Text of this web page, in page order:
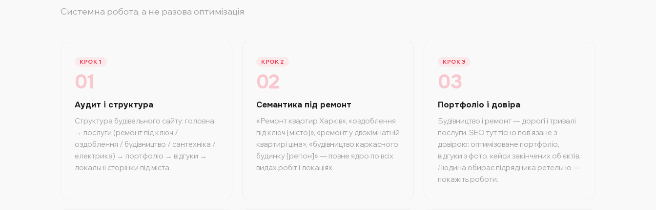
Системна робота, а не разова оптимізація
КРОК 1
01
Аудит і структура
Структура будівельного сайту: головна
→ послуги (ремонт під ключ /
оздоблення / будівництво / сантехніка /
електрика) → портфоліо → відгуки →
локальні сторінки під міста.
КРОК 2
02
Семантика під ремонт
«Ремонт квартир Харків», «оздоблення
під ключ [місто]», «ремонт у двокімнатній
квартирі ціна», «будівництво каркасного
будинку [регіон]» — повне ядро по всіх
видах робіт і локаціях.
КРОК 3
03
Портфоліо і довіра
Будівництво і ремонт — дорогі і тривалі
послуги. SEO тут тісно пов'язане з
довірою: оптимізоване портфоліо,
відгуки з фото, кейси закінчених об'єктів.
Людина обирає підрядника ретельно —
покажіть роботи.